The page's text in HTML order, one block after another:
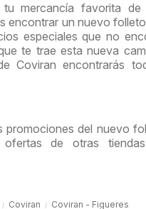
mercancía favorita
encontrar un nuevo
especiales que no
te trae esta nueva
Coviran encontrarás
promociones del nuevo
de otras
Coviran Coviran - Figueres